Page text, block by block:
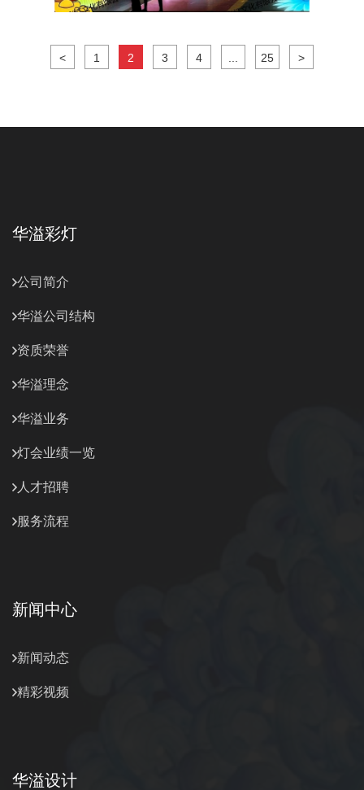
< 1 2 3 4 25 >
华溢彩灯
公司简介
华溢公司结构
资质荣誉
华溢理念
华溢业务
灯会业绩一览
人才招聘
服务流程
新闻中心
新闻动态
精彩视频
华溢设计